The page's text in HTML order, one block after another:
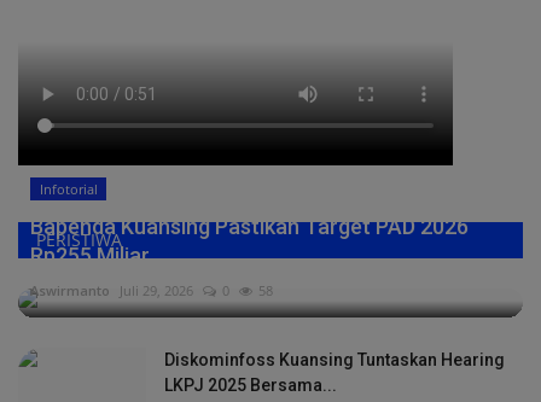
PERISTIWA
Infotorial
Bapenda Kuansing Pastikan Target PAD 2026
Rp255 Miliar,...
Aswirmanto Juli 29, 2026 0 58
Diskominfoss Kuansing Tuntaskan Hearing
LKPJ 2025 Bersama...